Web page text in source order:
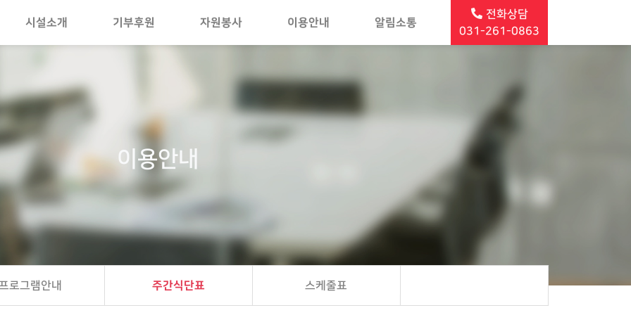
시설소개 기부후원 자원봉사 이용안내 알림소통
전화상담
031-261-0863
이용안내
로그램안내 주간식단표 스케줄표